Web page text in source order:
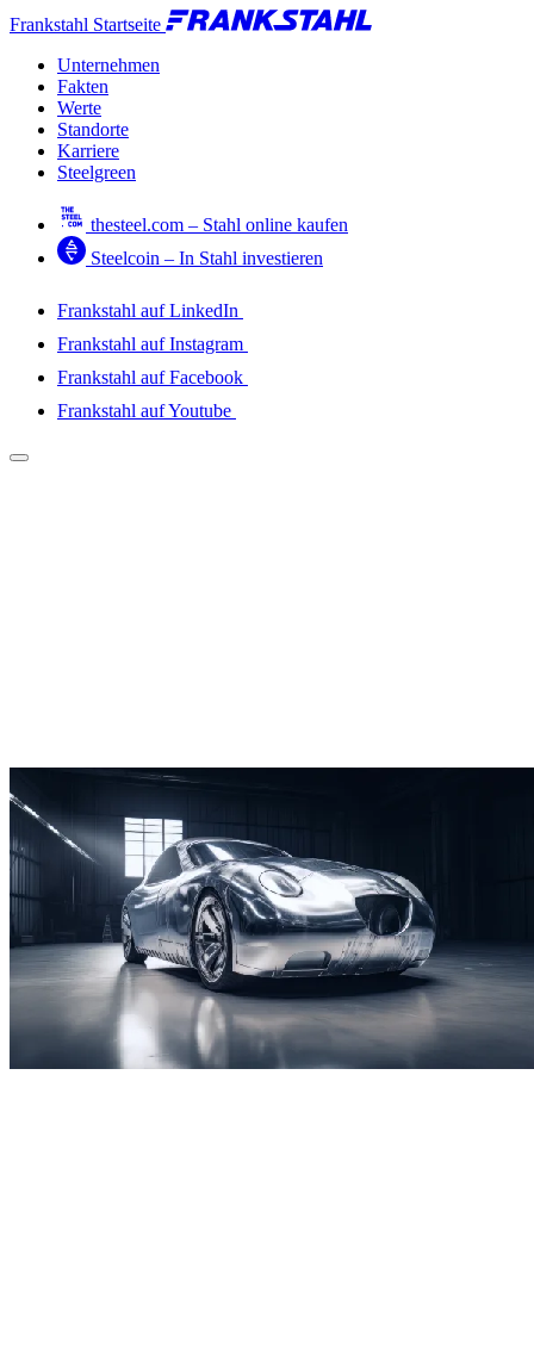
Frankstahl Startseite
Unternehmen
Fakten
Werte
Standorte
Karriere
Steelgreen
thesteel.com – Stahl online kaufen
Steelcoin – In Stahl investieren
Frankstahl auf LinkedIn
Frankstahl auf Instagram
Frankstahl auf Facebook
Frankstahl auf Youtube